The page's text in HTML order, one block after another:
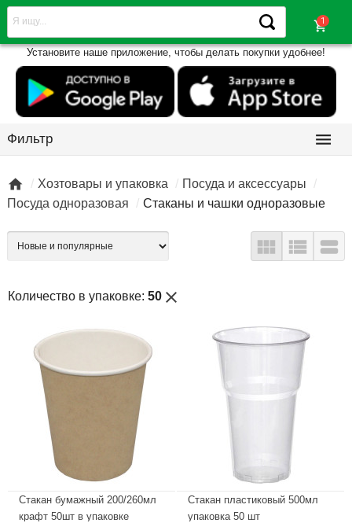
shopping_cart
Установите наше приложение, чтобы делать покупки удобнее!
Фильтр 
 Хозтовары и упаковка
Посуда и аксессуары
Посуда одноразовая
Стаканы и чашки одноразовые
  
Количество в упаковке: 50 close
Стакан бумажный 200/260мл
крафт 50шт в упаковке
Стакан пластиковый 500мл
упаковка 50 шт